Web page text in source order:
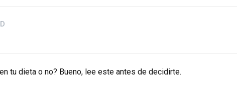
tu dieta o no? Bueno, lee este antes de decidirte.